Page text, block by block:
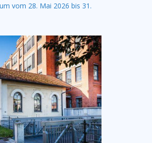
vom 28. Mai 2026 bis 31.